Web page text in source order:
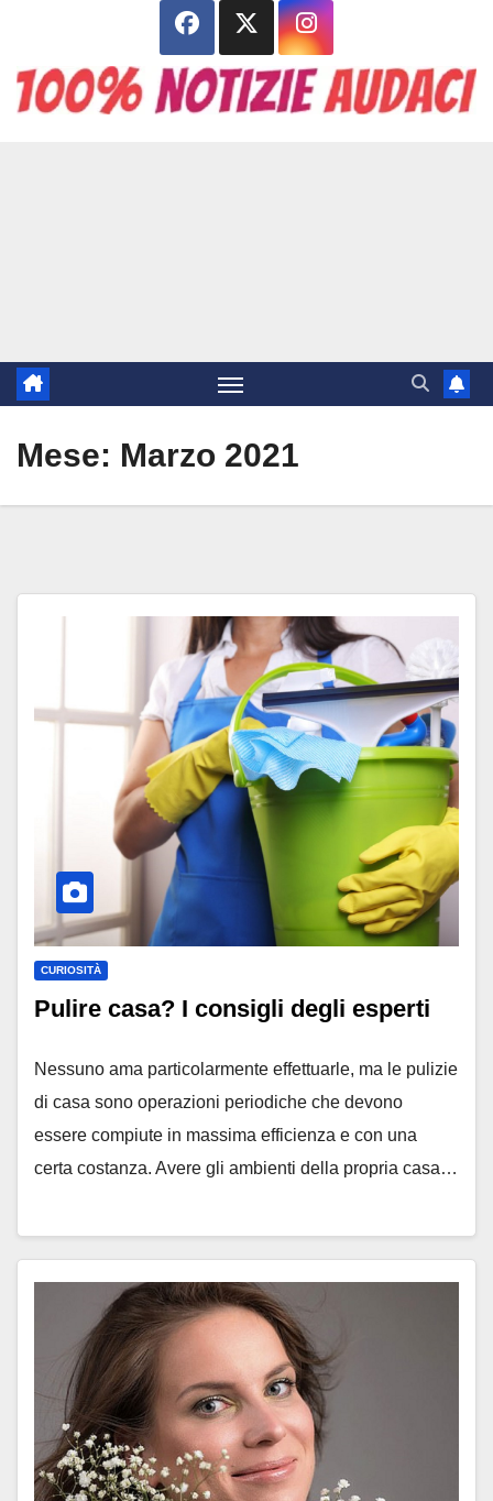
contenuto
Mese: Marzo 2021
CURIOSITÀ
Pulire casa? I consigli degli esperti
Nessuno ama particolarmente effettuarle, ma le pulizie
di casa sono operazioni periodiche che devono
essere compiute in massima efficienza e con una
certa costanza. Avere gli ambienti della propria casa…